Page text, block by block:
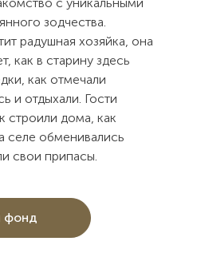
зодчества.
радушная хозяйка, она
как в старину здесь
как отмечали
и отдыхали. Гости
строили дома, как
селе обменивались
свои припасы.
фонд